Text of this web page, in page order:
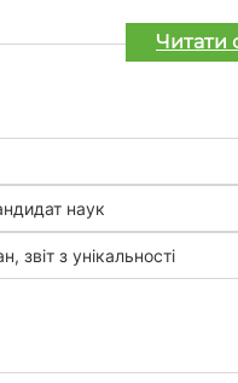
Читати
наук
звіт з унікальності